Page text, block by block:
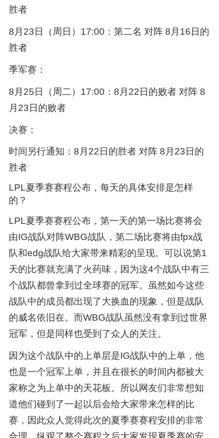
胜者
8月23日（周日）17:00：第二名 对阵 8月16日的
胜者
季军赛：
8月25日（周二）17:00：8月22日的败者 对阵 8
月23日的败者
决赛：
时间另行通知：8月22日的胜者 对阵 8月23日的
胜者
LPL夏季赛赛程公布，每天的具体安排是怎样
的？
LPL夏季赛赛程公布，第一天的第一场比赛将会
由IG战队对阵WBG战队，第二场比赛将由fpx战
队和edg战队给大家带来精彩的呈现。可以说第1
天的比赛就充满了火药味，因为这4个战队中有三
个战队都曾拿到过全球赛的冠军。虽然如今这些
战队中的成员都出现了大换血的现象，但是战队
的威名依旧在。而WBG战队虽然没有拿到过世界
冠军，但是同样也受到了众人的关注。
因为这个战队中的上单层是IG战队中的上单，他
也是一个冠军上单，并且在很长的时间内都被大
家称之为上单中的天花板。所以网友们非常想知
道他们碰到了一起以后会给大家带来怎样的比
赛，因此众人觉得此次的夏季赛赛程安排的非常